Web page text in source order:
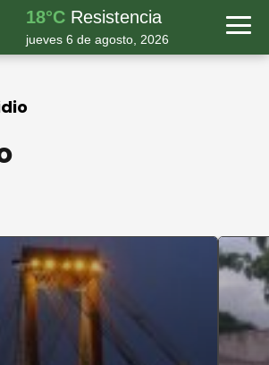
18°C Resistencia
jueves 6 de agosto, 2026